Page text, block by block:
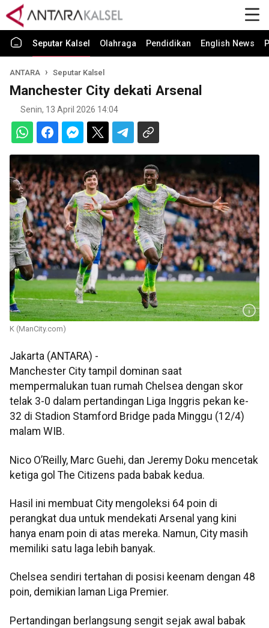
Seputar Kalsel Olahraga Pendidikan English News
ANTARA Seputar Kalsel
Manchester City dekati Arsenal
Senin, 13 April 2026 14:04
K (ManCity.com)
Jakarta (ANTARA) -
Manchester City tampil dominan saat
mempermalukan tuan rumah Chelsea dengan skor
telak 3-0 dalam pertandingan Liga Inggris pekan ke-
32 di Stadion Stamford Bridge pada Minggu (12/4)
malam WIB.
Nico O’Reilly, Marc Guehi, dan Jeremy Doku mencetak
ketiga gol The Citizens pada babak kedua.
Hasil ini membuat City mengoleksi 64 poin di
perangkat dua untuk mendekati Arsenal yang kini
hanya enam poin di atas mereka. Namun, City masih
memiliki satu laga lebih banyak.
Chelsea sendiri tertahan di posisi keenam dengan 48
poin, demikian laman Liga Premier.
Pertandingan berlangsung sengit sejak awal babak